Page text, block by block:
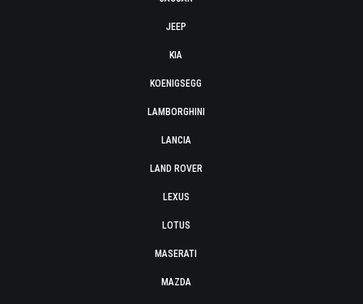
JEEP
KIA
KOENIGSEGG
LAMBORGHINI
LANCIA
LAND ROVER
LEXUS
LOTUS
MASERATI
MAZDA